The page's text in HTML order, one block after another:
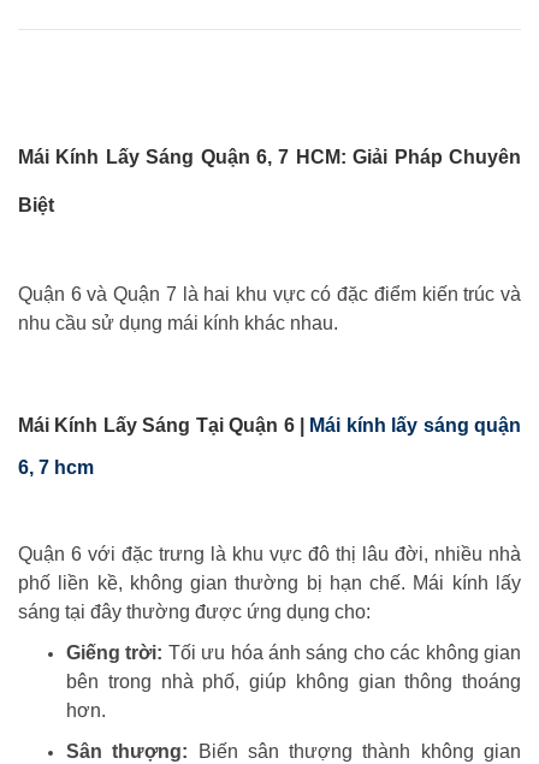
Mái Kính Lấy Sáng Quận 6, 7 HCM: Giải Pháp Chuyên
Biệt
Quận 6 và Quận 7 là hai khu vực có đặc điểm kiến trúc và
nhu cầu sử dụng mái kính khác nhau.
Mái Kính Lấy Sáng Tại Quận 6 | Mái kính lấy sáng quận
6, 7 hcm
Quận 6 với đặc trưng là khu vực đô thị lâu đời, nhiều nhà
phố liền kề, không gian thường bị hạn chế. Mái kính lấy
sáng tại đây thường được ứng dụng cho:
Giếng trời: Tối ưu hóa ánh sáng cho các không gian
bên trong nhà phố, giúp không gian thông thoáng
hơn.
Sân thượng: Biến sân thượng thành không gian